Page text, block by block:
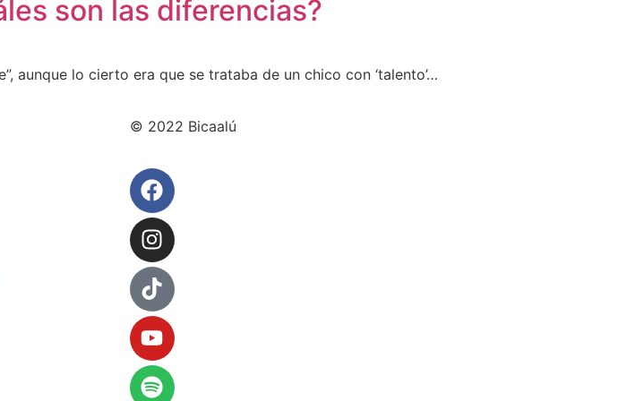
son las diferencias?
aunque lo cierto era que se trataba de un chico con ‘talento’…
© 2022 Bicaalú